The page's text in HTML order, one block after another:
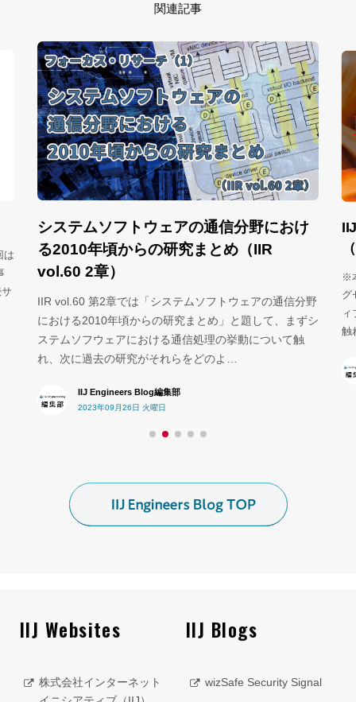
関連記事
は
システムソフトウェアの通信分野におけ
る2010年頃からの研究まとめ（IIR
vol.60 2章）
IIR vol.60 第2章では「システムソフトウェアの通信分野
における2010年頃からの研究まとめ」と題して、まずシ
ステムソフウェアにおける通信処理の挙動について触
れ、次に過去の研究がそれらをどのよ…
IIJ Engineers Blog編集部
2023年09月26日 火曜日
※
グ
触
IIJ Websites
株式会社インターネット
IIJ Blogs
wizSafe Security Signal